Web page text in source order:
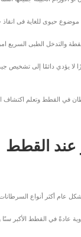
حيوى للغاية فى انقاذ
والتدخل الطبى السريع امر
لا يؤدي دائمًا إلى تشخيص
في القطط وتعلم
عند القطط
بشكل عام أكثر أنواع
عادةً في القطط الأكبر